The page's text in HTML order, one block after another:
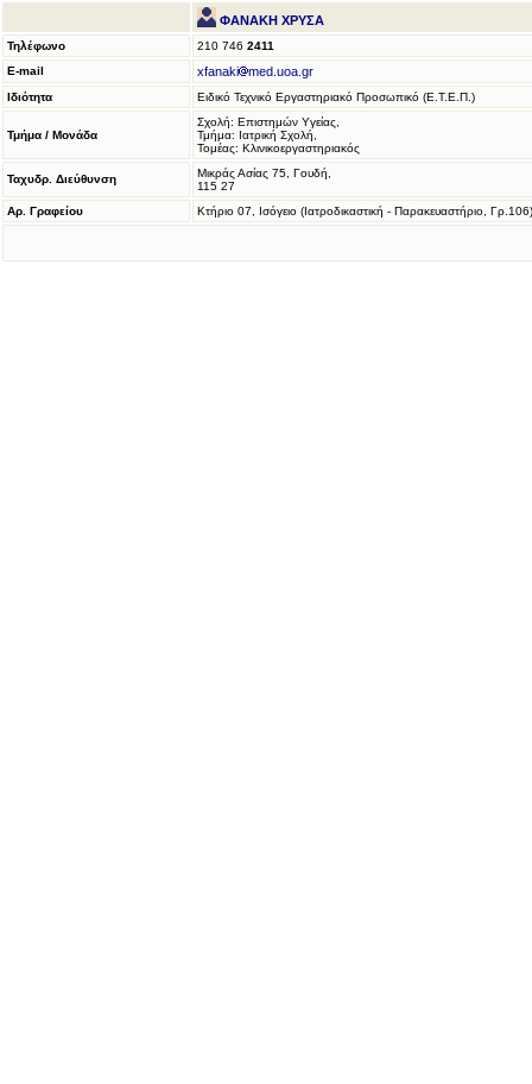
ΦΑΝΑΚΗ ΧΡΥΣΑ
Τηλέφωνο 210 746 2411
E-mail
xfanaki med.uoa.gr
Ιδιότητα Ειδικό Τεχνικό Εργαστηριακό Προσωπικό (Ε.Τ.Ε.Π.)
Τμήμα / Μονάδα
Σχολή: Επιστημών Υγείας,
Τμήμα: Ιατρική Σχολή,
Τομέας: Κλινικοεργαστηριακός
Ταχυδρ. Διεύθυνση
Μικράς Ασίας 75, Γουδή,
115 27
Αρ. Γραφείου
Κτήριο 07, Ισόγειο (Ιατροδικαστική - Παρακευαστήριο, Γρ.106)